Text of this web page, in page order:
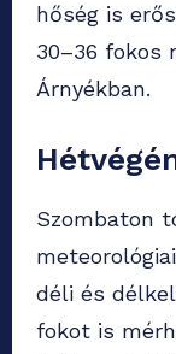
hőség is
30–36 fokos
Árnyékban.
Szombaton
déli és
fokot is